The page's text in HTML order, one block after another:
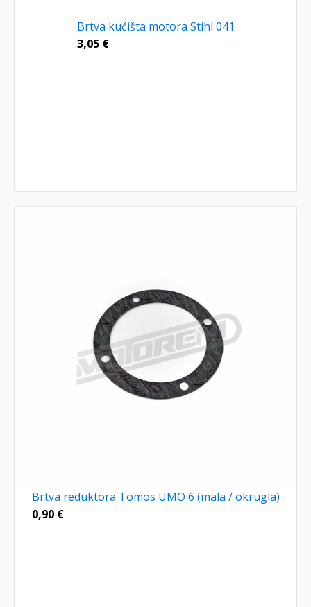
Brtva kućišta motora Stihl 041
3,05 €
Brtva reduktora Tomos UMO 6 (mala / okrugla)
0,90 €